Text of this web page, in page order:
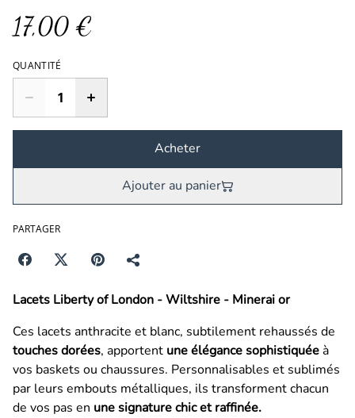
17,00 €
QUANTITÉ
Acheter
Ajouter au panier
PARTAGER
Lacets Liberty of London - Wiltshire - Minerai or
Ces lacets anthracite et blanc, subtilement rehaussés de
touches dorées, apportent une élégance sophistiquéeà
vos baskets ou chaussures. Personnalisables et sublimés
par leurs embouts métalliques, ils transforment chacun
de vos pas en une signature chic et raffinée.